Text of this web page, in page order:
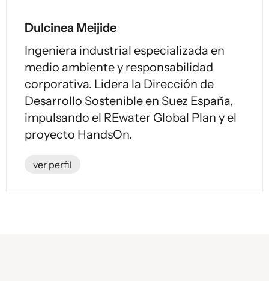
Dulcinea Meijide
Ingeniera industrial especializada en
medio ambiente y responsabilidad
corporativa. Lidera la Dirección de
Desarrollo Sostenible en Suez España,
impulsando el REwater Global Plan y el
proyecto HandsOn.
ver perfil